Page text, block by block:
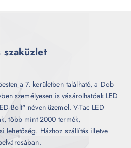
szaküzlet
a 7. kerületben található, a Dob
személyesen is vásárolhatóak LED
Bolt" néven üzemel. V-Tac LED
több mint 2000 termék,
lehetőség. Házhoz szállítás illetve